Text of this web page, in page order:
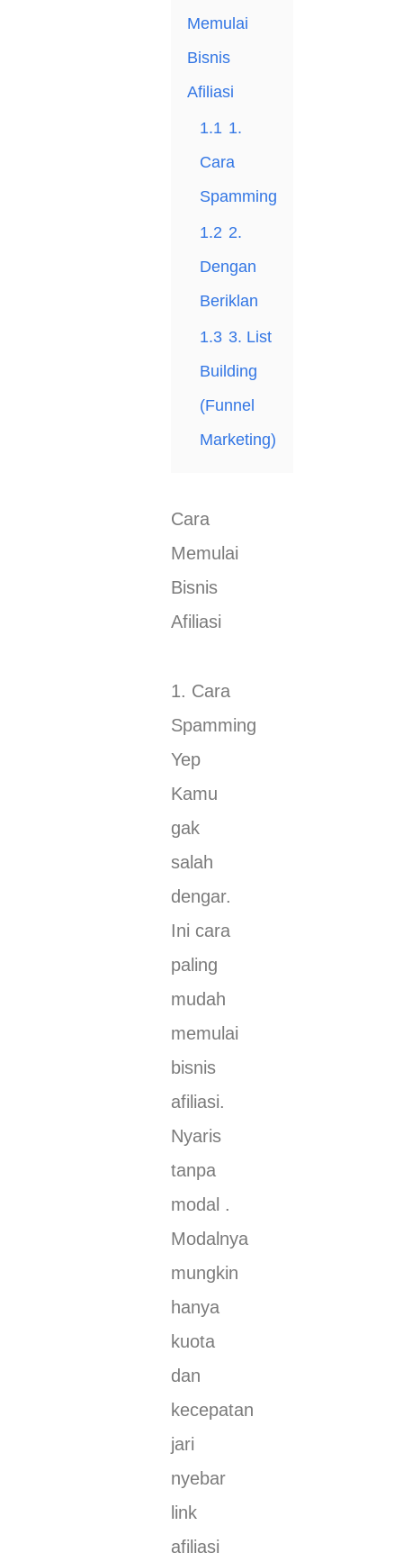
Memulai
Bisnis
Afiliasi
1.1 1.
Cara
Spamming
1.2 2.
Dengan
Beriklan
1.3 3. List
Building
(Funnel
Marketing)
Cara
Memulai
Bisnis
Afiliasi
1. Cara
Spamming
Yep
Kamu
gak
salah
dengar.
Ini cara
paling
mudah
memulai
bisnis
afiliasi.
Nyaris
tanpa
modal .
Modalnya
mungkin
hanya
kuota
dan
kecepatan
jari
nyebar
link
afiliasi